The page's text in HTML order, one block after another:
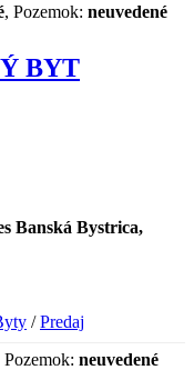
, Pozemok: neuvedené
BYT
Banská Bystrica,
/Predaj
Pozemok: neuvedené